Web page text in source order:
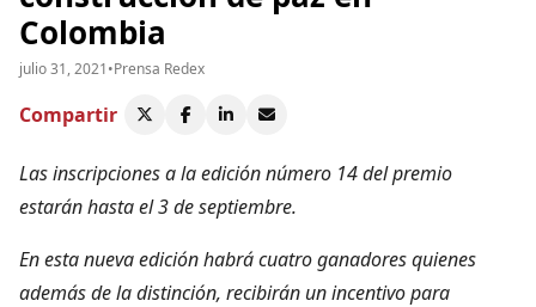
Colombia
julio 31, 2021•Prensa Redex
Compartir
Las inscripciones a la edición número 14 del premio
estarán hasta el 3 de septiembre.
En esta nueva edición habrá cuatro ganadores quienes
además de la distinción, recibirán un incentivo para